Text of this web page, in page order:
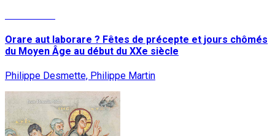
Orare aut laborare ? Fêtes de précepte et jours chômés
du Moyen Âge au début du XXe siècle
Philippe Desmette, Philippe Martin